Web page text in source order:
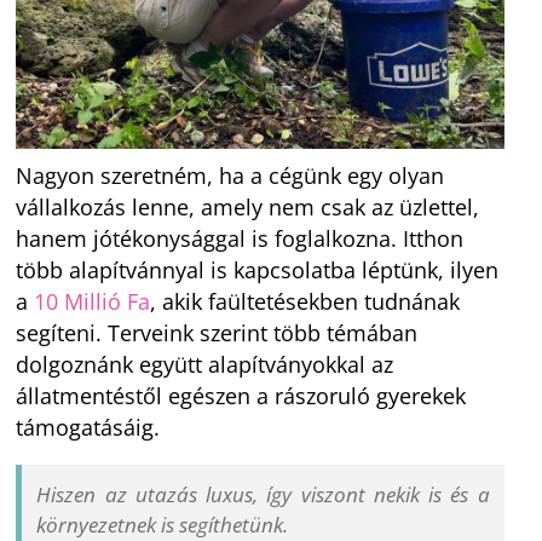
Nagyon szeretném, ha a cégünk egy olyan
vállalkozás lenne, amely nem csak az üzlettel,
hanem jótékonysággal is foglalkozna. Itthon
több alapítvánnyal is kapcsolatba léptünk, ilyen
a 10 Millió Fa, akik faültetésekben tudnának
segíteni. Terveink szerint több témában
dolgoznánk együtt alapítványokkal az
állatmentéstől egészen a rászoruló gyerekek
támogatásáig.
Hiszen az utazás luxus, így viszont nekik is és a
környezetnek is segíthetünk.